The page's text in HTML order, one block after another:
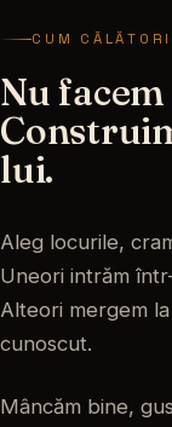
CUM
Nu
lui.
Aleg locurile,
Uneori intrăm
Alteori mergem
cunoscut.
Mâncăm bine,